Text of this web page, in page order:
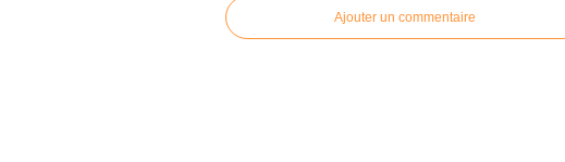
Ajouter un commentaire